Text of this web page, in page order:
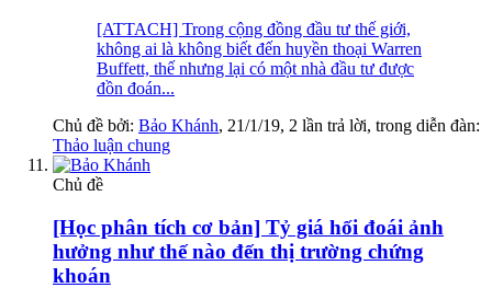
[ATTACH] Trong cộng đồng đầu tư thế giới,
không ai là không biết đến huyền thoại Warren
Buffett, thế nhưng lại có một nhà đầu tư được
đồn đoán...
Chủ đề bởi: Bảo Khánh, 21/1/19, 2 lần trả lời, trong diễn đàn:
Thảo luận chung
Chủ đề
[Học phân tích cơ bản] Tỷ giá hối đoái ảnh
hưởng như thế nào đến thị trường chứng
khoán